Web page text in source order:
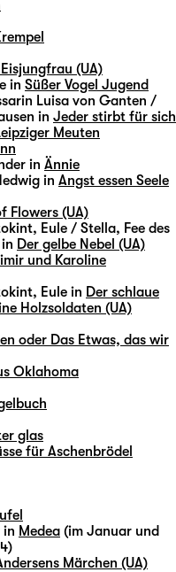
Eisjungfrau (UA)
in Süßer Vogel Jugend
Luisa von Ganten /
in Jeder stirbt für sich
Meuten
in Ännie
in Angst essen Seele
Flowers (UA)
Eule / Stella, Fee des
Der gelbe Nebel (UA)
und Karoline
Eule in Der schlaue
Holzsoldaten (UA)
oder Das Etwas, das wir
Oklahoma
glas
für Aschenbrödel
in Medea (im Januar und
Märchen (UA)